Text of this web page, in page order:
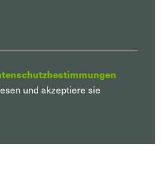
und akzeptiere sie